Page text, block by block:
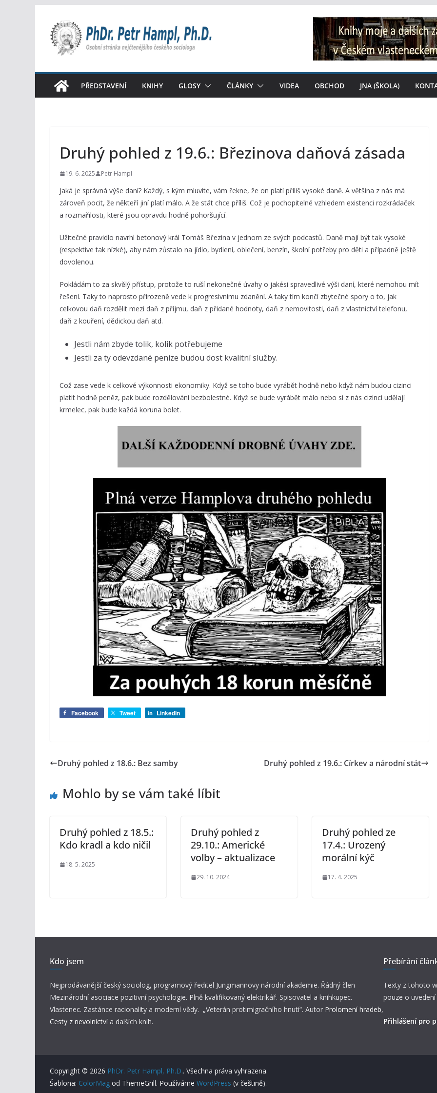
obsah
PŘEDSTAVENÍ KNIHY GLOSY ČLÁNKY VIDEA OBCHOD JNA (ŠKOLA)
Druhý pohled z 19.6.: Březinova daňová zásada
19. 6. 2025 Petr Hampl
Jaká je správná výše daní? Každý, s kým mluvíte, vám řekne, že on platí příliš vysoké daně. A většina z nás má
zároveň pocit, že někteří jiní platí málo. A že stát chce příliš. Což je pochopitelné vzhledem existenci rozkrádaček
a rozmařilosti, které jsou opravdu hodně pohoršující.
Užitečné pravidlo navrhl betonový král Tomáš Březina v jednom ze svých podcastů. Daně mají být tak vysoké
(respektive tak nízké), aby nám zůstalo na jídlo, bydlení, oblečení, benzín, školní potřeby pro děti a případně ještě
dovolenou.
Pokládám to za skvělý přístup, protože to ruší nekonečné úvahy o jakési spravedlivé výši daní, které nemohou mít
řešení. Taky to naprosto přirozeně vede k progresivnímu zdanění. A taky tím končí zbytečné spory o to, jak
celkovou daň rozdělit mezi daň z příjmu, daň z přidané hodnoty, daň z nemovitosti, daň z vlastnictví telefonu,
daň z kouření, dědickou daň atd.
Jestli nám zbyde tolik, kolik potřebujeme
Jestli za ty odevzdané peníze budou dost kvalitní služby.
Což zase vede k celkové výkonnosti ekonomiky. Když se toho bude vyrábět hodně nebo když nám budou cizinci
platit hodně peněz, pak bude rozdělování bezbolestné. Když se bude vyrábět málo nebo si z nás cizinci udělají
krmelec, pak bude každá koruna bolet.
Facebook Tweet LinkedIn
Druhý pohled z 18.6.: Bez samby Druhý pohled z 19.6.: Církev a národní stát
Mohlo by se vám také líbit
Druhý pohled z 18.5.:
Kdo kradl a kdo ničil
18. 5. 2025
Druhý pohled z
29.10.: Americké
volby – aktualizace
29. 10. 2024
Druhý pohled ze
17.4.: Urozený
morální kýč
17. 4. 2025
Kdo jsem
Nejprodávanější český sociolog, programový ředitel Jungmannovy národní akademie. Řádný člen
Mezinárodní asociace pozitivní psychologie. Plně kvalifikovaný elektrikář. Spisovatel a knihkupec.
Vlastenec. Zastánce racionality a moderní vědy. „Veterán protimigračního hnutí“. Autor Prolomení hradeb,
Cesty z nevolnictví a dalších knih.
Přebírání
Texty z tohoto
pouze o
Přihlášení pro
Copyright © 2026 PhDr. Petr Hampl, Ph.D.. Všechna práva vyhrazena.
Šablona: ColorMag od ThemeGrill. Používáme WordPress (v češtině).